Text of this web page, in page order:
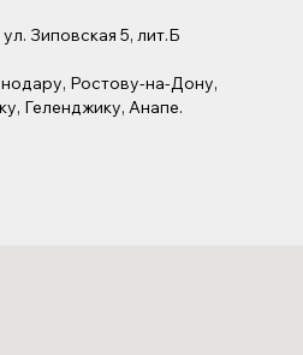
ул. Зиповская 5, лит.Б
Ростову-на-Дону,
Геленджику, Анапе.